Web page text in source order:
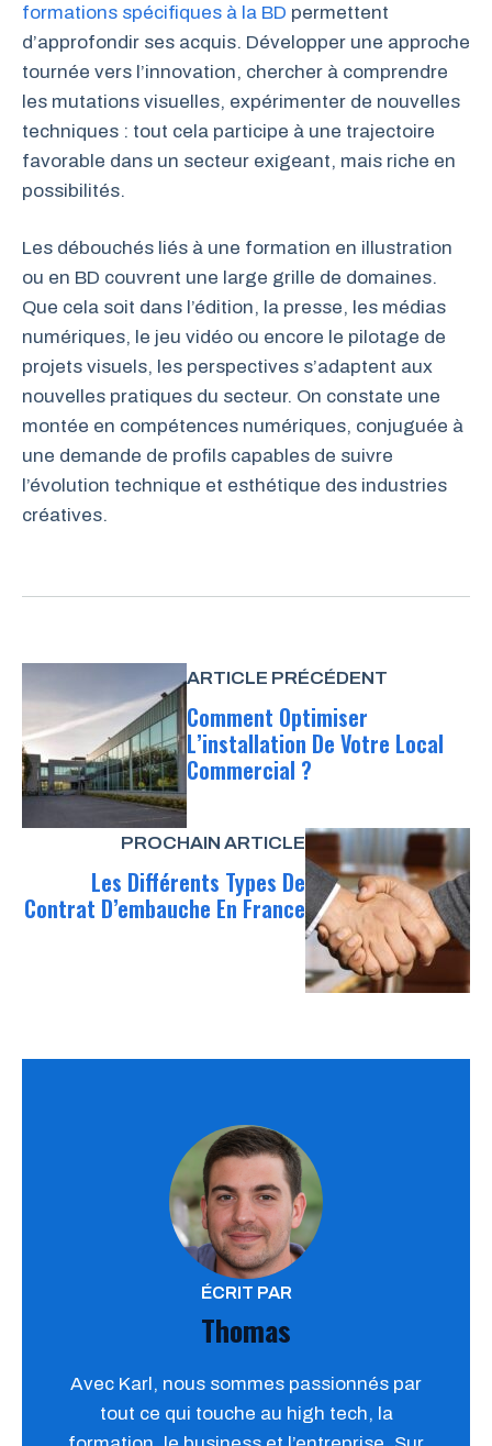
formations spécifiques à la BD permettent
d’approfondir ses acquis. Développer une approche
tournée vers l’innovation, chercher à comprendre
les mutations visuelles, expérimenter de nouvelles
techniques : tout cela participe à une trajectoire
favorable dans un secteur exigeant, mais riche en
possibilités.
Les débouchés liés à une formation en illustration
ou en BD couvrent une large grille de domaines.
Que cela soit dans l’édition, la presse, les médias
numériques, le jeu vidéo ou encore le pilotage de
projets visuels, les perspectives s’adaptent aux
nouvelles pratiques du secteur. On constate une
montée en compétences numériques, conjuguée à
une demande de profils capables de suivre
l’évolution technique et esthétique des industries
créatives.
ARTICLE PRÉCÉDENT
Comment Optimiser
L’installation De Votre Local
Commercial ?
PROCHAIN ARTICLE
Les Différents Types De
Contrat D’embauche En France
ÉCRIT PAR
Thomas
Avec Karl, nous sommes passionnés par
tout ce qui touche au high tech, la